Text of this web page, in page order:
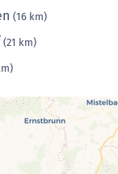
(16 km)
(21 km)